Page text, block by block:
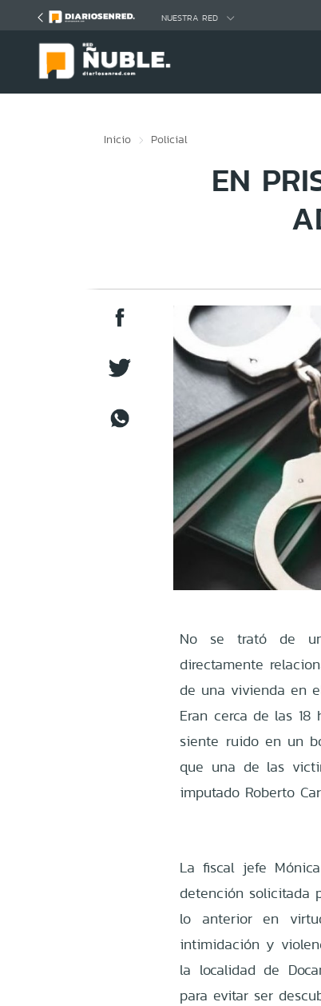
NUESTRA RED
Inicio Policial
EN
No se trató de
directamente
de una vivienda en
Eran cerca de las
siente ruido en un
que una de las
imputado Roberto
La fiscal jefe
detención solicitada
lo anterior en
intimidación y
la localidad de
para evitar ser